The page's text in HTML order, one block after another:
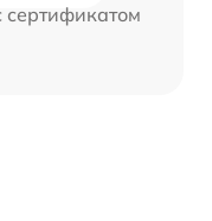
сертификатом